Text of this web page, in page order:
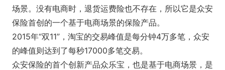
场景。没有电商时，退货运费险也不存在，所以它是众安
保险首创的一个基于电商场景的保险产品。
2015年“双11”，淘宝的交易峰值是每分钟4万多笔，众安
的峰值则达到了每秒17000多笔交易。
众安保险的首个创新产品众乐宝，也是基于电商场景，是